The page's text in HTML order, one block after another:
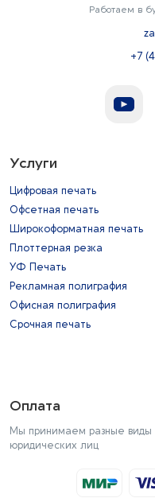
Работаем в
+7
Услуги
Цифровая печать
Офсетная печать
Широкоформатная печать
Плоттерная резка
УФ Печать
Рекламная полиграфия
Офисная полиграфия
Срочная печать
Оплата
Мы принимаем разные виды
юридических лиц